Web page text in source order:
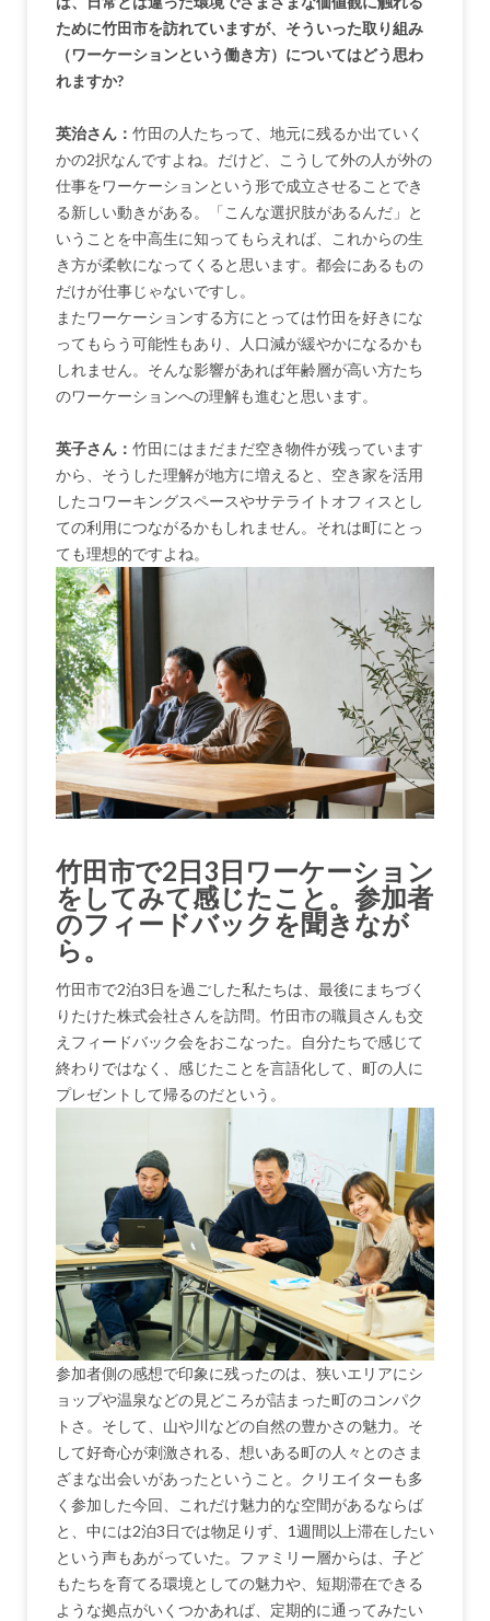
ために竹田市を訪れていますが、そういった取り組み
（ワーケーションという働き方）についてはどう思わ
れますか?
英治さん： 竹田の人たちって、地元に残るか出ていく
かの2択なんですよね。だけど、こうして外の人が外の
仕事をワーケーションという形で成立させることでき
る新しい動きがある。「こんな選択肢があるんだ」と
いうことを中高生に知ってもらえれば、これからの生
き方が柔軟になってくると思います。都会にあるもの
だけが仕事じゃないですし。
またワーケーションする方にとっては竹田を好きにな
ってもらう可能性もあり、人口減が緩やかになるかも
しれません。そんな影響があれば年齢層が高い方たち
のワーケーションへの理解も進むと思います。
英子さん： 竹田にはまだまだ空き物件が残っています
から、そうした理解が地方に増えると、空き家を活用
したコワーキングスペースやサテライトオフィスとし
ての利用につながるかもしれません。それは町にとっ
ても理想的ですよね。
竹田市で2日3日ワーケーション
をしてみて感じたこと。参加者
のフィードバックを聞きなが
ら。
竹田市で2泊3日を過ごした私たちは、最後にまちづく
りたけた株式会社さんを訪問。竹田市の職員さんも交
えフィードバック会をおこなった。自分たちで感じて
終わりではなく、感じたことを言語化して、町の人に
プレゼントして帰るのだという。
参加者側の感想で印象に残ったのは、狭いエリアにシ
ョップや温泉などの見どころが詰まった町のコンパク
トさ。そして、山や川などの自然の豊かさの魅力。そ
して好奇心が刺激される、想いある町の人々とのさま
ざまな出会いがあったということ。クリエイターも多
く参加した今回、これだけ魅力的な空間があるならば
と、中には2泊3日では物足りず、1週間以上滞在したい
という声もあがっていた。ファミリー層からは、子ど
もたちを育てる環境としての魅力や、短期滞在できる
ような拠点がいくつかあれば、定期的に通ってみたい